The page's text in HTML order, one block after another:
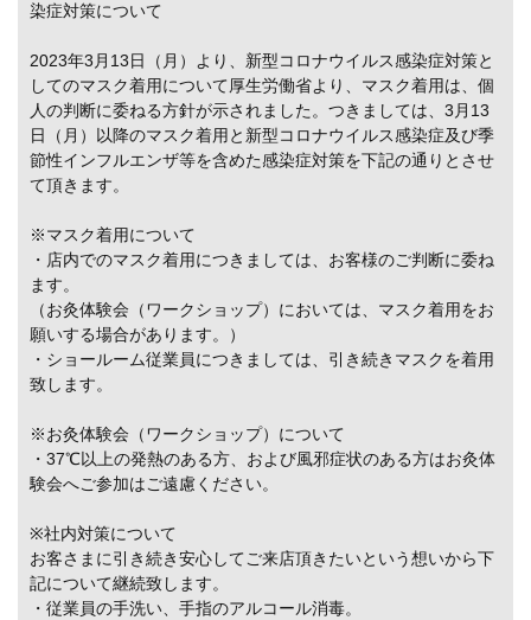
染症対策について
2023年3月13日（月）より、新型コロナウイルス感染症対策と
してのマスク着用について厚生労働省より、マスク着用は、個
人の判断に委ねる方針が示されました。つきましては、3月13
日（月）以降のマスク着用と新型コロナウイルス感染症及び季
節性インフルエンザ等を含めた感染症対策を下記の通りとさせ
て頂きます。
※マスク着用について
・店内でのマスク着用につきましては、お客様のご判断に委ね
ます。
（お灸体験会（ワークショップ）においては、マスク着用をお
願いする場合があります。）
・ショールーム従業員につきましては、引き続きマスクを着用
致します。
※お灸体験会（ワークショップ）について
・37℃以上の発熱のある方、および風邪症状のある方はお灸体
験会へご参加はご遠慮ください。
※社内対策について
お客さまに引き続き安心してご来店頂きたいという想いから下
記について継続致します。
・従業員の手洗い、手指のアルコール消毒。